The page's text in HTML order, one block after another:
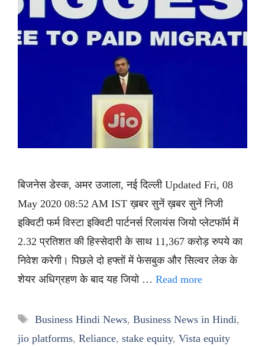
बिजनेस डेस्क, अमर उजाला, नई दिल्ली Updated Fri, 08
May 2020 08:52 AM IST ख़बर सुनें ख़बर सुनें निजी
इक्विटी फर्म विस्टा इक्विटी पार्टनर्स रिलायंस जियो प्लेटफॉर्म में
2.32 प्रतिशत की हिस्सेदारी के साथ 11,367 करोड़ रुपये का
निवेश करेगी। पिछले दो हफ्तों में फेसबुक और सिल्वर लेक के
शेयर अधिग्रहण के बाद यह जियो … Read more
Tags
Business Hindi News, Business News in Hindi,
jio platforms, Reliance, stake equity, Vista equity